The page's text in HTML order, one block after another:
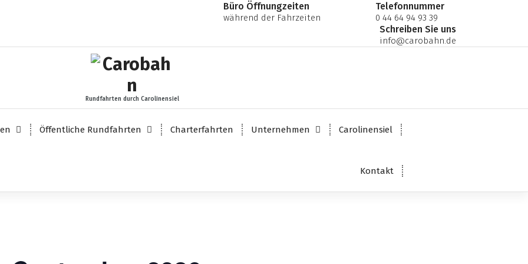
Büro Öffnungzeiten
während der Fahrzeiten
Telefonnummer
0 44 64 94 93 39
Schreiben Sie uns
info@carobahn.de
Rundfahrten durch Carolinensiel
Öffentliche Rundfahrten Charterfahrten Unternehmen Carolinensiel
Kontakt